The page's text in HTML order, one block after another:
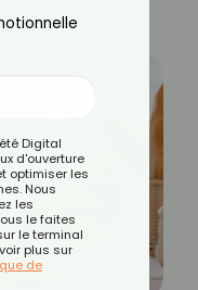
Digital
d'ouverture
optimiser les
Nous
les
le faites
le terminal
plus sur
de